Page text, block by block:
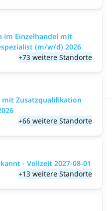
im Einzelhandel mit
(m/w/d) 2026
+73 weitere Standorte
Zusatzqualifikation
+66 weitere Standorte
- Vollzeit 2027-08-01
+13 weitere Standorte